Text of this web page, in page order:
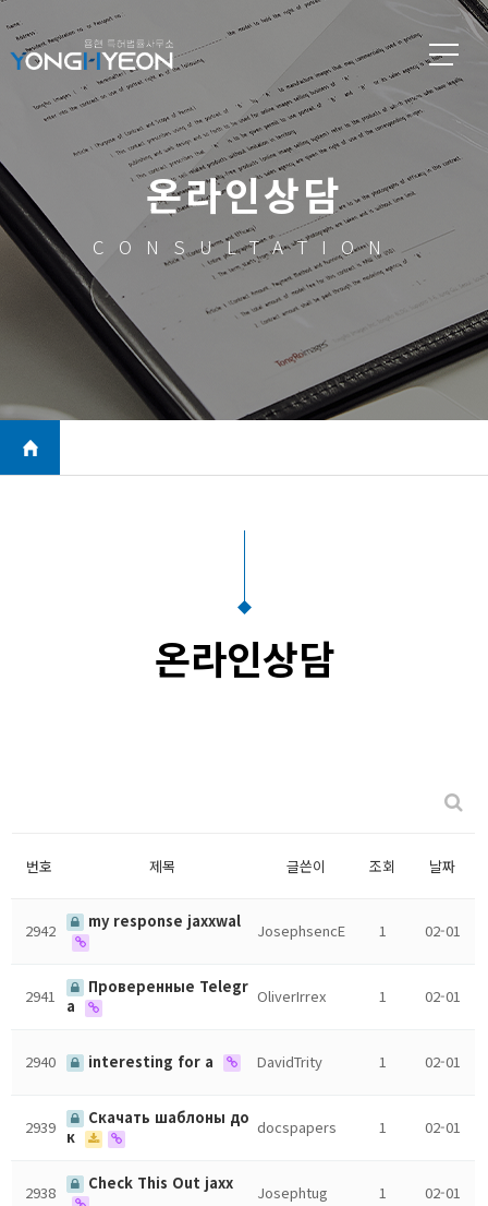
온라인상담
CONSULTATION
온라인상담
번호 제목 글쓴이 조회 날짜
2942 my response jaxxwal JosephsencE 1 02-01
2941
Проверенные Telegr
a
OliverIrrex 1 02-01
2940 interesting for a DavidTrity 1 02-01
2939
Скачать шаблоны до
к
docspapers 1 02-01
2938 Check This Out jaxx Josephtug 1 02-01